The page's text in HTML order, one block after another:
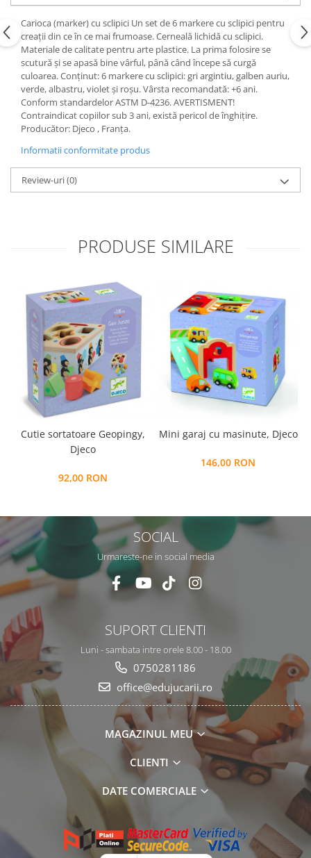
Carioca (marker) cu sclipici Un set de 6 markere cu sclipici pentru
creații din ce în ce mai frumoase. Cerneală lichidă cu sclipici.
Materiale de calitate pentru arte plastice. La prima folosire se
scutură şi se apasă bine vârful, până când începe să curgă
culoarea. Conținut: 6 markere cu sclipici: gri argintiu, galben auriu,
verde, albastru, violet și roșu. Vârsta recomandată: +6 ani.
Conform standardelor ASTM D-4236. AVERTISMENT!
Contraindicat copiilor sub 3 ani, există pericol de înghiţire.
Producător: Djeco , Franța.
Informatii conformitate produs
Review-uri(0)
PRODUSE SIMILARE
Cutie sortatoare Geopingy,
Djeco
92,00 RON
Mini garaj cu masinute, Djeco
146,00 RON
SOCIAL
Urmareste-ne in social media
SUPORT CLIENTI
Luni - sambata intre orele 8.00 - 18.00
0750281186
office@edujucarii.ro
MAGAZINUL MEU
CLIENTI
DATE COMERCIALE